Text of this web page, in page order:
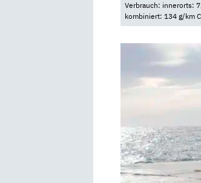
Verbrauch: innerorts:
kombiniert: 134 g/km